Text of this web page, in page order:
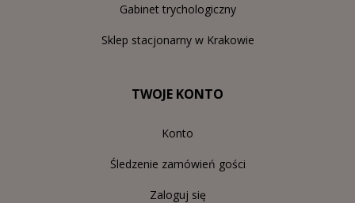
Gabinet trychologiczny
Sklep stacjonarny w Krakowie
TWOJE KONTO
Konto
Śledzenie zamówień gości
Zaloguj się